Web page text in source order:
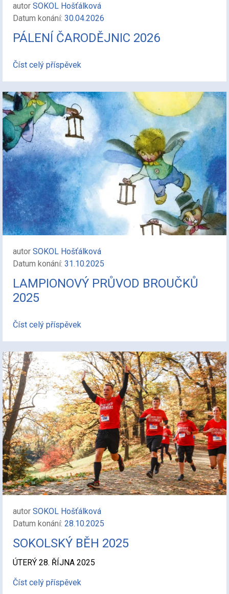
autor SOKOL Hošťálková
Datum konání: 30.04.2026
PÁLENÍ ČARODĚJNIC 2026
Číst celý příspěvek
autor SOKOL Hošťálková
Datum konání: 31.10.2025
LAMPIONOVÝ PRŮVOD BROUČKŮ
2025
Číst celý příspěvek
autor SOKOL Hošťálková
Datum konání: 28.10.2025
SOKOLSKÝ BĚH 2025
ÚTERÝ 28. ŘÍJNA 2025
Číst celý příspěvek